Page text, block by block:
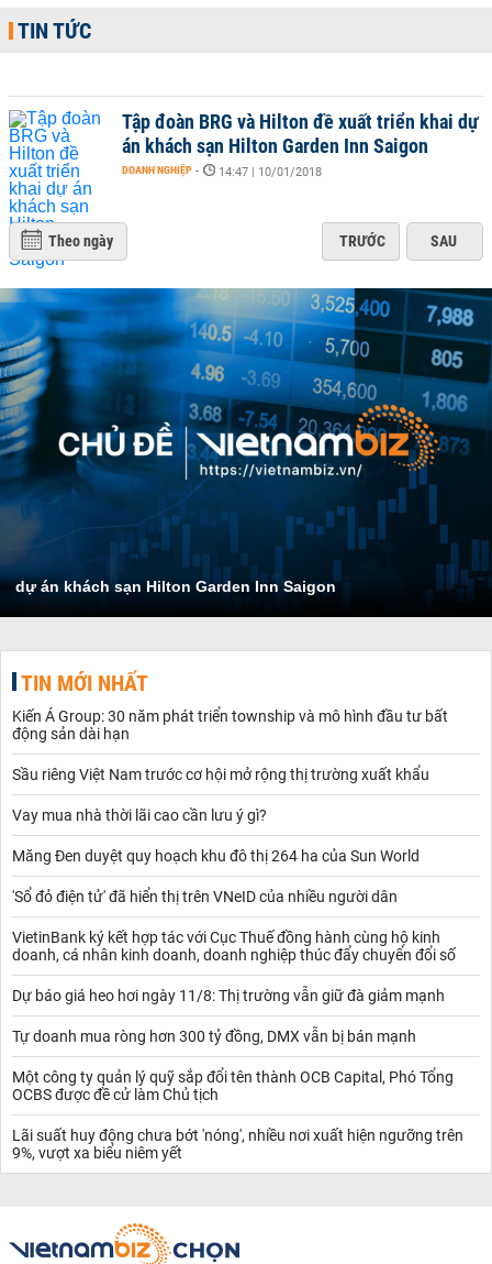
TIN TỨC
Tập đoàn BRG và Hilton đề xuất triển khai dự
án khách sạn Hilton Garden Inn Saigon
DOANH NGHIỆP - 14:47 | 10/01/2018
Theo ngày TRƯỚC SAU
dự án khách sạn Hilton Garden Inn Saigon
TIN MỚI NHẤT
Kiến Á Group: 30 năm phát triển township và mô hình đầu tư bất
động sản dài hạn
Sầu riêng Việt Nam trước cơ hội mở rộng thị trường xuất khẩu
Vay mua nhà thời lãi cao cần lưu ý gì?
Măng Đen duyệt quy hoạch khu đô thị 264 ha của Sun World
'Sổ đỏ điện tử' đã hiển thị trên VNeID của nhiều người dân
VietinBank ký kết hợp tác với Cục Thuế đồng hành cùng hộ kinh
doanh, cá nhân kinh doanh, doanh nghiệp thúc đẩy chuyển đổi số
Dự báo giá heo hơi ngày 11/8: Thị trường vẫn giữ đà giảm mạnh
Tự doanh mua ròng hơn 300 tỷ đồng, DMX vẫn bị bán mạnh
Một công ty quản lý quỹ sắp đổi tên thành OCB Capital, Phó Tổng
OCBS được đề cử làm Chủ tịch
Lãi suất huy động chưa bớt 'nóng', nhiều nơi xuất hiện ngưỡng trên
9%, vượt xa biểu niêm yết